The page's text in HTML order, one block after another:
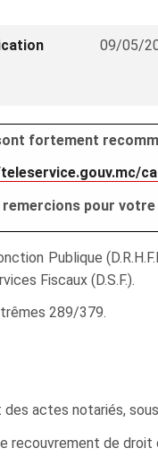
09/05/
fortement
remercions pour
Publique
Fiscaux (D.S.F.).
289/379.
actes notariés,
recouvrement de droit